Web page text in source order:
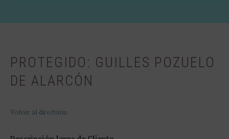
PROTEGIDO: GUILLES POZUELO
DE ALARCÓN
Volver al directorio